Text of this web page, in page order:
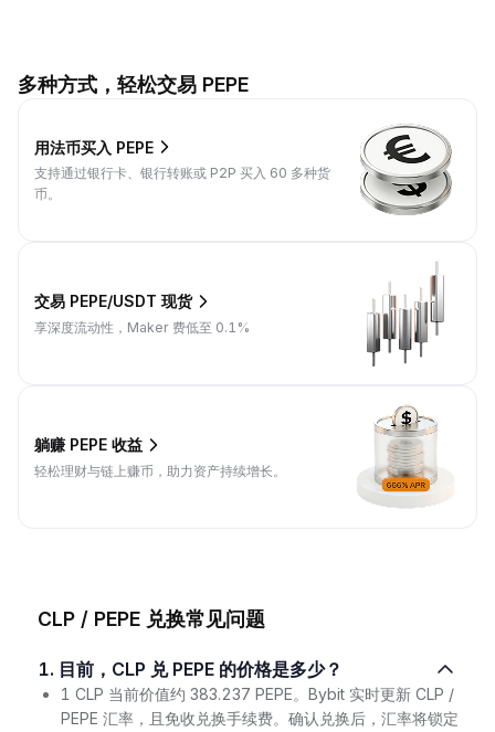
多种方式，轻松交易 PEPE
用法币买入 PEPE
支持通过银行卡、银行转账或 P2P 买入 60 多种货
币。
交易 PEPE/USDT 现货
享深度流动性，Maker 费低至 0.1%
躺赚 PEPE 收益
轻松理财与链上赚币，助力资产持续增长。
CLP / PEPE 兑换常见问题
1. 目前，CLP 兑 PEPE 的价格是多少？
1 CLP 当前价值约 383.237 PEPE。Bybit 实时更新 CLP /
PEPE 汇率，且免收兑换手续费。确认兑换后，汇率将锁定